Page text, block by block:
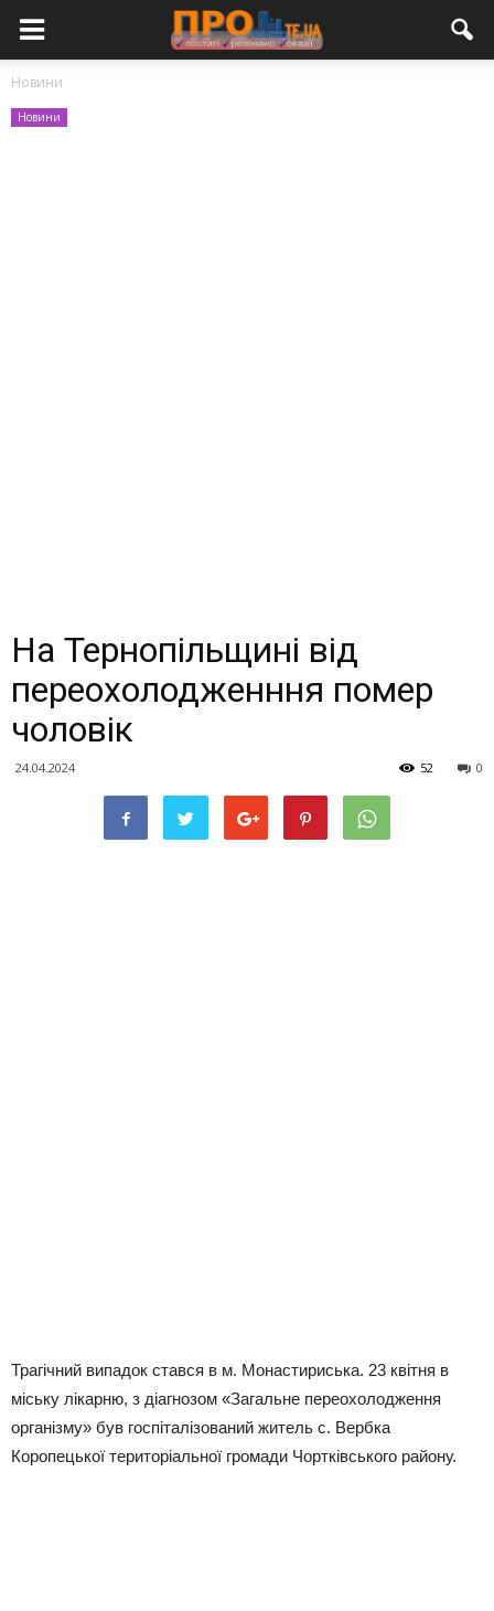
Новини
Новини
На Тернопільщині від
переохолодженння помер
чоловік
24.04.2024 0
52
Трагічний випадок стався в м. Монастириська. 23 квітня в
міську лікарню, з діагнозом «Загальне переохолодження
організму» був госпіталізований житель с. Вербка
Коропецької територіальної громади Чортківського району.